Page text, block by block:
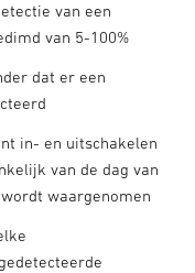
van een
van 5-100%
dat er een
in- en uitschakelen
van de dag van
waargenomen